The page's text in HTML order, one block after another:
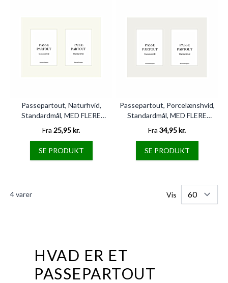
Passepartout, Naturhvid,
Standardmål, MED FLERE
HULLER
Fra 25,95 kr.
SE PRODUKT
Passepartout, Porcelænshvid,
Standardmål, MED FLERE
HULLER
Fra 34,95 kr.
SE PRODUKT
4varer Vis
HVAD ER ET
PASSEPARTOUT